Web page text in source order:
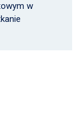
w